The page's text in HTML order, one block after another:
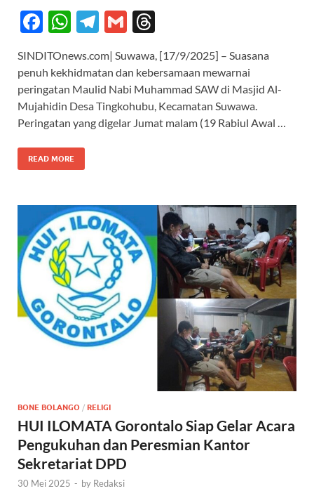
F
e
b
o
o
k
W
at
s
A
p
p
T
el
e
gr
a
m
G
ail
hr
e
a
ds
SINDITOnews.com| Suwawa, [17/9/2025] – Suasana
penuh kekhidmatan dan kebersamaan mewarnai
peringatan Maulid Nabi Muhammad SAW di Masjid Al-
Mujahidin Desa Tingkohubu, Kecamatan Suwawa.
Peringatan yang digelar Jumat malam (19 Rabiul Awal …
READ MORE
BONE BOLANGO / RELIGI
HUI ILOMATA Gorontalo Siap Gelar Acara
Pengukuhan dan Peresmian Kantor
Sekretariat DPD
30 Mei 2025 - by Redaksi